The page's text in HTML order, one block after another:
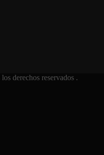
derechos reservados .